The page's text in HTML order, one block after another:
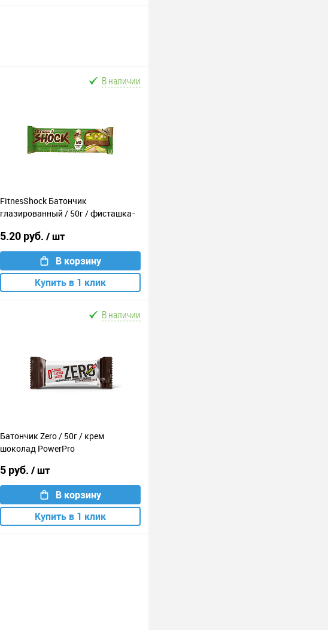
В наличии
FitnesShock Батончик
глазированный / 50г / фисташка-
5.20 руб. / шт
В корзину
Купить в 1 клик
В наличии
Батончик Zero / 50г / крем
шоколад PowerPro
5 руб. / шт
В корзину
Купить в 1 клик